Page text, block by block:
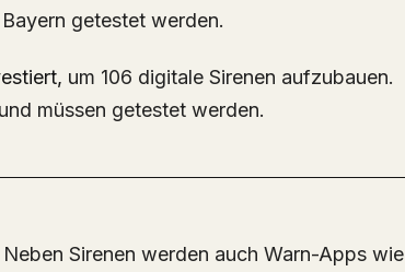
getestet werden.
um 106 digitale Sirenen aufzubauen.
müssen getestet werden.
Neben Sirenen werden auch Warn-Apps wie